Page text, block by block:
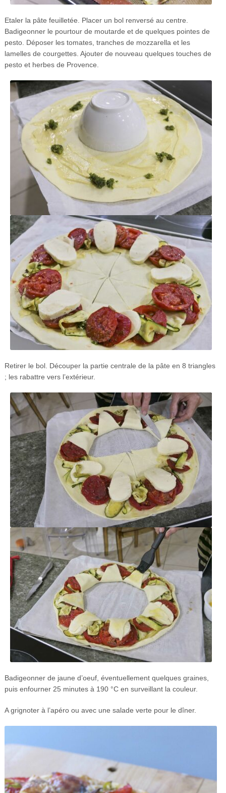
Etaler la pâte feuilletée. Placer un bol renversé au centre.
Badigeonner le pourtour de moutarde et de quelques pointes de
pesto. Déposer les tomates, tranches de mozzarella et les
lamelles de courgettes. Ajouter de nouveau quelques touches de
pesto et herbes de Provence.
Retirer le bol. Découper la partie centrale de la pâte en 8 triangles
; les rabattre vers l’extérieur.
Badigeonner de jaune d’oeuf, éventuellement quelques graines,
puis enfourner 25 minutes à 190 °C en surveillant la couleur.
A grignoter à l’apéro ou avec une salade verte pour le dîner.